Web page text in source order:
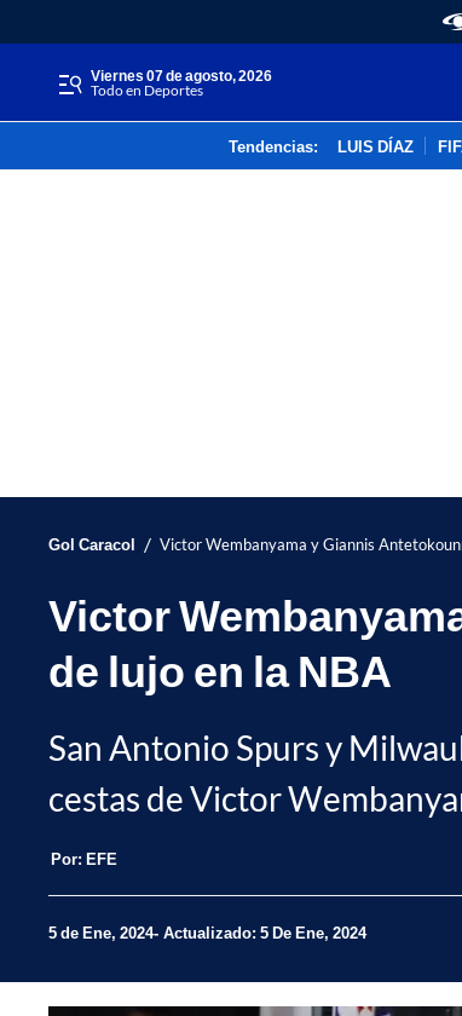
viernes 07 de agosto, 2026
Todo en Deportes
Tendencias: LUIS DÍAZ
Gol Caracol / Victor Wembanyama y Giannis
Victor
de lujo en la NBA
San Antonio Spurs y
cestas de Victor
Por: EFE
5 de Ene, 2024 Actualizado: 5 De Ene, 2024